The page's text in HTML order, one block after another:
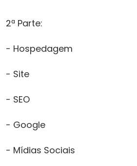
2ª Parte:
- Hospedagem
- Site
- SEO
- Google
- Mídias Sociais